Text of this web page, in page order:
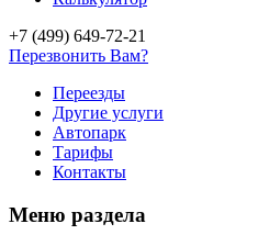
+7 (499) 649-72-21
Перезвонить Вам?
Переезды
Другие услуги
Автопарк
Тарифы
Контакты
Меню раздела